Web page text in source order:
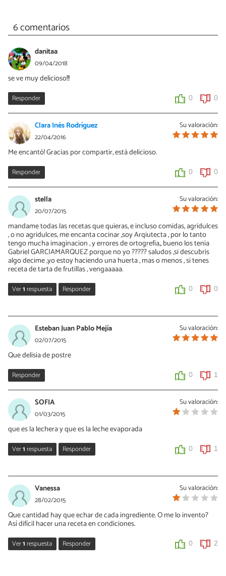
6 comentarios
danitaa
09/04/2018
se ve muy delicioso!!!
Responder 0 0
Su valoración:
Clara Inés Rodríguez
22/04/2016
Me encantó! Gracias por compartir, está delicioso.
Responder 0 0
Su valoración:
stella
20/07/2015
mandame todas las recetas que quieras, e incluso comidas, agridulces
, o no agridulces, me encanta cocinar ,soy Arqiutecta , por lo tanto
tengo mucha imaginacion , y errores de ortogrefia,, bueno los tenia
Gabriel GARCIAMARQUEZ porque no yo ????? saludos ,si descubris
algo decime ,yo estoy haciendo una huerta , mas o menos , si tenes
receta de tarta de frutillas , vengaaaaa.
Ver1respuesta Responder 0 0
21/07/2015
Hola Stela, gracias por tus comentarios. Aquí tienes una receta de
tartaleta de fresa, espero te guste
http://www.recetasgratis.net/Receta-de-tarta-de-fresas-con-
Su valoración:
Esteban Juan Pablo Mejía
02/07/2015
Que delisia de postre
Responder 0 1
Su valoración:
SOFIA
01/03/2015
que es la lechera y que es la leche evaporada
Ver1respuesta Responder 0 1
03/03/2015
Hola Sofía, la lechera es el nombre que se le da a la leche
condensada en algunos países y la la leche evaporada es un tipo
de leche que se utiliza para hacer postres y otros platos, deberías
conseguirla en tu supermercado habitual.
0 1
Su valoración:
Vanessa
28/02/2015
Que cantidad hay que echar de cada ingrediente. O me lo invento?
Así difícil hacer una receta en condiciones.
Ver1respuesta Responder 0 2